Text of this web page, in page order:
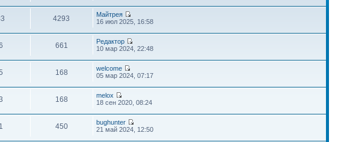
4293
Майтрея
16 июл 2025, 16:58
661
Редактор
10 мар 2024, 22:48
168
welcome
05 мар 2024, 07:17
168
melox
18 сен 2020, 08:24
450
bughunter
21 май 2024, 12:50